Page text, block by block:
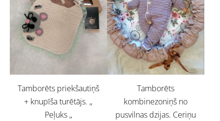
Tamborēts priekšautiņš
+ knupīša turētājs. ,,
Peļuks ,,
Tamborēts
kombinezoniņš no
pusvilnas dzijas. Ceriņu